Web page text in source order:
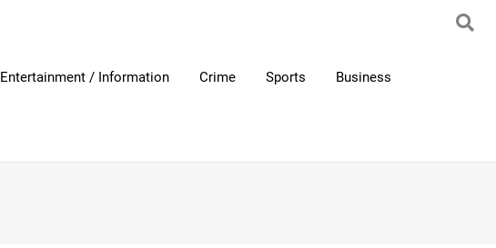
Entertainment / Information Crime Sports Business